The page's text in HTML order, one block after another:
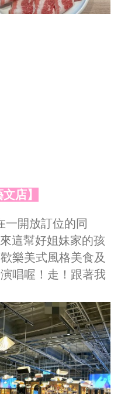
店】
一開放訂位的同
這幫好姐妹家的孩
樂美式風格美食及
唱喔！走！跟著我